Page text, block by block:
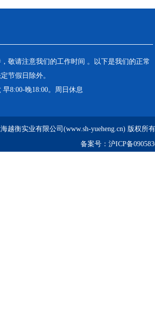
敬请注意我们的工作时间 。以下是我们的正常
节假日除外。
8:00-晚18:00。周日休息
越衡实业有限公司(www.sh-yueheng.cn) 版权所
备案号： 沪ICP备